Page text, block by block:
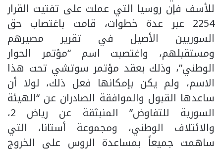
للأسف فإن روسيا التي عملت على تفتيت القرار
2254 عبر عدة خطوات، قامت باغتصاب حق
السوريين الأصيل في تقرير مصيرهم
ومستقبلهم، واغتصبت اسم “مؤتمر الحوار
الوطني”، وذلك بعقد مؤتمر سوتشي تحت هذا
الاسم، ولم يكن بإمكانها فعل ذلك، لولا أن
ساعدها القبول والموافقة الصادران عن “الهيئة
السورية للتفاوض” المنبثقة عن رياض 2،
والائتلاف الوطني، ومجموعة أستانا، التي
ساهمت جميعاً بمساعدة الروس على الخروج